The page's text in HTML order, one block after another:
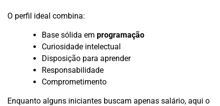
O perfil ideal combina:
Base sólida em programação
Curiosidade intelectual
Disposição para aprender
Responsabilidade
Comprometimento
Enquanto alguns iniciantes buscam apenas salário, aqui o